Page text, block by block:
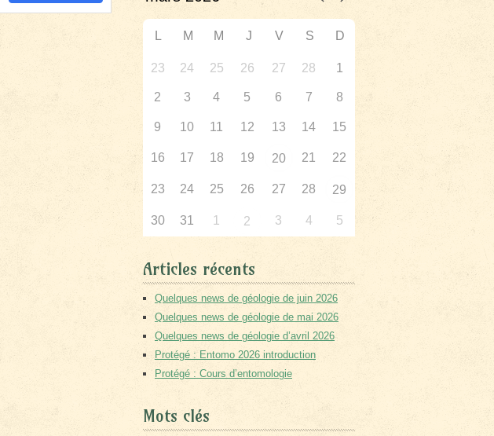
L M M J V S D
23 24 25 26 27 28 1
2 3 4 5 6 7 8
9 10 11 12 13 14 15
16 17 18 19 20 21 22
23 24 25 26 27 28 29
30 31 1 2 3 4 5
Articles récents
Quelques news de géologie de juin 2026
Quelques news de géologie de mai 2026
Quelques news de géologie d’avril 2026
Protégé : Entomo 2026 introduction
Protégé : Cours d’entomologie
Mots clés